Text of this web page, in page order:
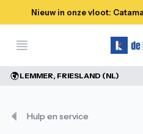
Nieuw in onze vloot:
LEMMER, FRIESLAND (NL)
Hulp en service